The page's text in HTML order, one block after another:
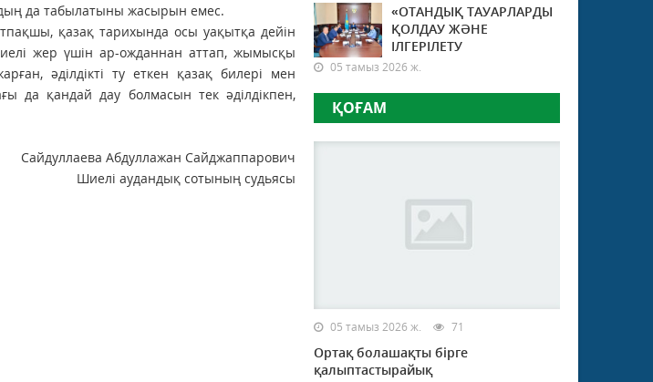
да табылатыны жасырын емес.
қазақ тарихында осы уақытқа дейін
жер үшін ар-ожданнан аттап, жымысқы
әділдікті ту еткен қазақ билері мен
да қандай дау болмасын тек әділдікпен,
Сайдуллаева Абдуллажан Сайджаппарович
Шиелі аудандық сотының судьясы
«ОТАНДЫҚ ТАУАРЛАРДЫ
ҚОЛДАУ ЖӘНЕ
ІЛГЕРІЛЕТУ
05 тамыз 2026 ж.
ҚОҒАМ
05 тамыз 2026 ж. 71
Ортақ болашақты бірге
қалыптастырайық